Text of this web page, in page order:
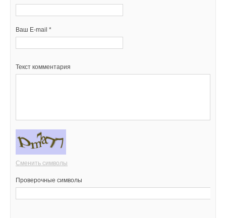
Ваш E-mail *
Текст комментария
Сменить символы
Проверочные символы